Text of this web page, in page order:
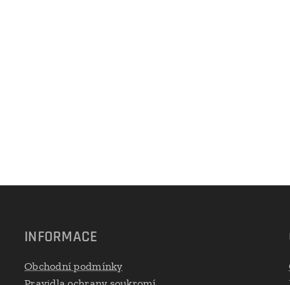
INFORMACE
Obchodní podmínky